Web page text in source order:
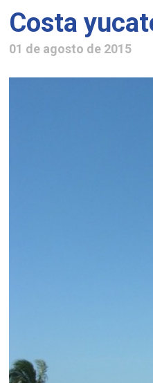
Costa
01 de agosto de 2015